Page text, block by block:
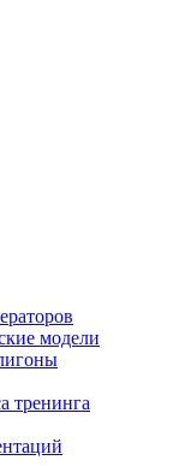
модели
тренинга